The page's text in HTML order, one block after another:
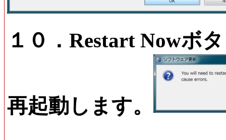
１０．Restart Nowボ
再起動します。